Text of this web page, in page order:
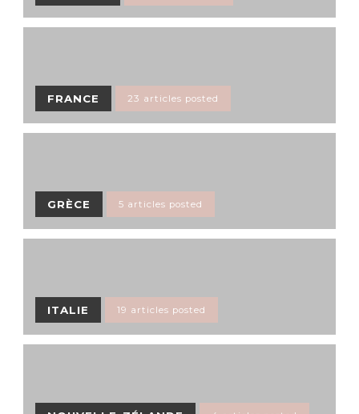
FRANCE 23 articles posted
GRÈCE 5 articles posted
ITALIE 19 articles posted